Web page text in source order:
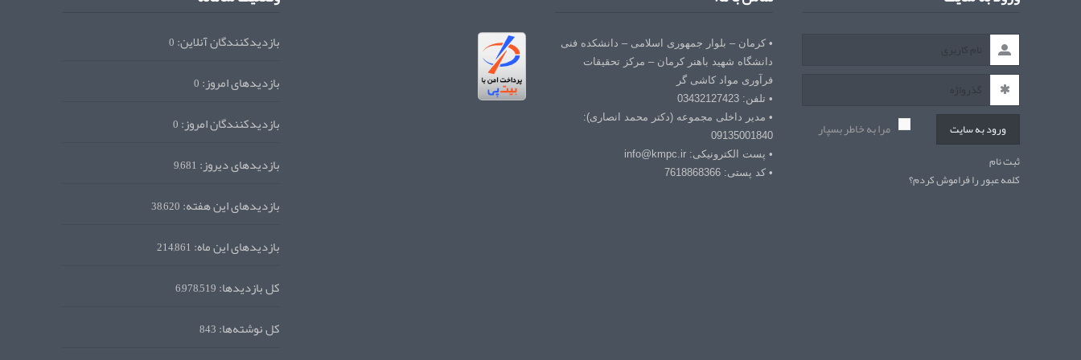
ورود به سایت مرا به خاطر بسپار
ثبت نام
کلمه عبور را فراموش کردم؟
• کرمان – بلوار جمهوری اسلامی – دانشکده فنی
دانشگاه شهید باهنر کرمان – مرکز تحقیقات
فرآوری مواد کاشی گر
• تلفن: 03432127423
• مدیر داخلی مجموعه (دکتر محمد انصاری):
09135001840
• پست الکترونیکی: info@kmpc.ir
• کد پستی: 7618868366
بازدیدکنندگان آنلاین:0
بازدیدهای امروز:0
بازدیدکنندگان امروز:0
بازدیدهای دیروز:9,681
بازدیدهای این هفته:38,620
بازدیدهای این ماه:214,861
کل بازدیدها:6,978,519
کل نوشته‌ها:843